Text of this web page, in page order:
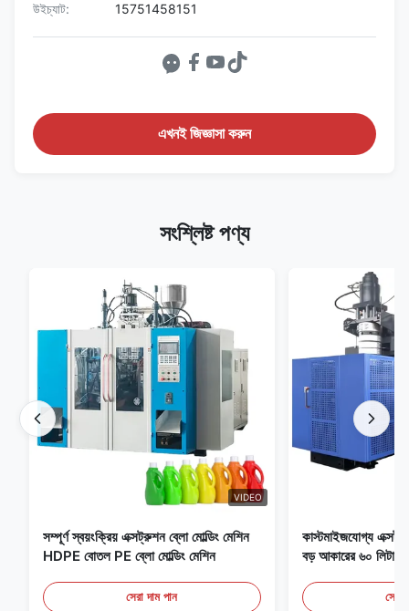
উইচ্যাট:
15751458151
এখনই জিজ্ঞাসা করুন
সংশ্লিষ্ট পণ্য
VIDEO
সম্পূর্ণ স্বয়ংক্রিয় এক্সট্রুশন ব্লো মোল্ডিং মেশিন
HDPE বোতল PE ব্লো মোল্ডিং মেশিন
সেরা দাম পান
কাস্টমাইজযোগ্য
বড় আকারের ৬০ লিটার
সেরা